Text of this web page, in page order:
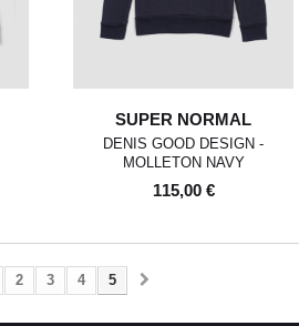
SUPER NORMAL
DENIS GOOD DESIGN -
MOLLETON NAVY
115,00 €
2 3 4 5